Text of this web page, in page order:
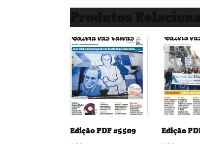
Edição PDF #5509 Edição